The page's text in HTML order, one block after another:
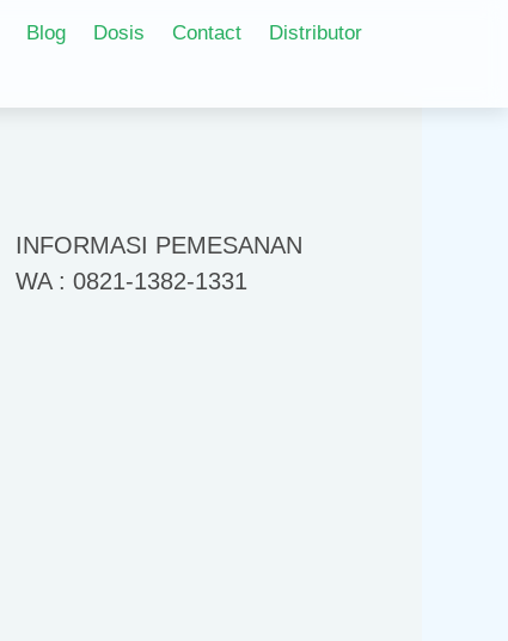
Blog Dosis Contact Distributor
INFORMASI PEMESANAN
WA : 0821-1382-1331